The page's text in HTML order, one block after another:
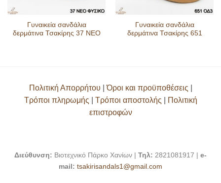
Γυναικεία σανδάλια
δερμάτινα Τσακίρης 37 ΝΕΟ
Γυναικεία σανδάλια
δερμάτινα Τσακίρης 651
Πολιτική Απορρήτου |Όροι και προϋποθέσεις
Τρόποι πληρωμής
Τρόποι αποστολής
Πολιτική
επιστροφών
Διεύθυνση: Βιοτεχνικό Πάρκο Χανίων | Τηλ: 2821081917 | e-
mail: tsakirisandals1@gmail.com